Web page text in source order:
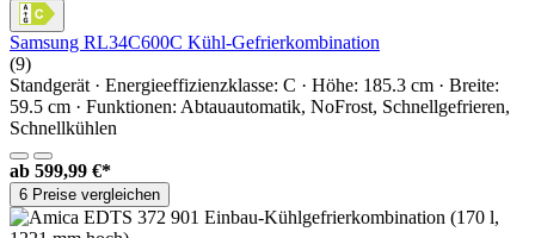
Samsung RL34C600C Kühl-Gefrierkombination
(9)
Standgerät · Energieeffizienzklasse: C · Höhe: 185.3 cm · Breite:
59.5 cm · Funktionen: Abtauautomatik, NoFrost, Schnellgefrieren,
Schnellkühlen
ab 599,99 €*
6 Preise vergleichen